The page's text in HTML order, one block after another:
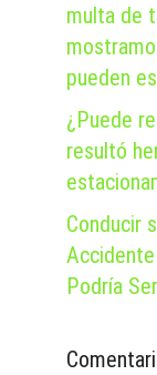
multa de
pueden
¿Puede
resultó
Conducir
Podría